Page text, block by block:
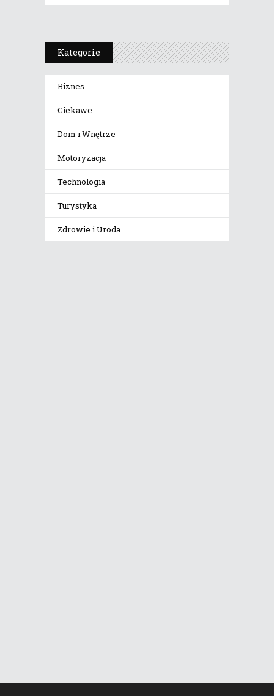
Kategorie
Biznes
Ciekawe
Dom i Wnętrze
Motoryzacja
Technologia
Turystyka
Zdrowie i Uroda